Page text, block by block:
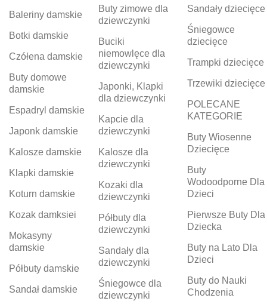
Baleriny damskie
Botki damskie
Czółena damskie
Buty domowe
damskie
Espadryl damskie
Japonk damskie
Kalosze damskie
Klapki damskie
Koturn damskie
Kozak damksiei
Mokasyny
damskie
Półbuty damskie
Sandał damskie
Buty zimowe dla
dziewczynki
Buciki
niemowlęce dla
dziewczynki
Japonki, Klapki
dla dziewczynki
Kapcie dla
dziewczynki
Kalosze dla
dziewczynki
Kozaki dla
dziewczynki
Półbuty dla
dziewczynki
Sandały dla
dziewczynki
Śniegowce dla
dziewczynki
Sandały dziecięce
Śniegowce
dziecięce
Trampki dziecięce
Trzewiki dziecięce
POLECANE
KATEGORIE
Buty Wiosenne
Dziecięce
Buty
Wodoodporne Dla
Dzieci
Pierwsze Buty Dla
Dziecka
Buty na Lato Dla
Dzieci
Buty do Nauki
Chodzenia